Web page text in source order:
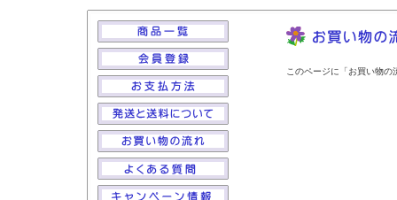
このページに「お買い物の